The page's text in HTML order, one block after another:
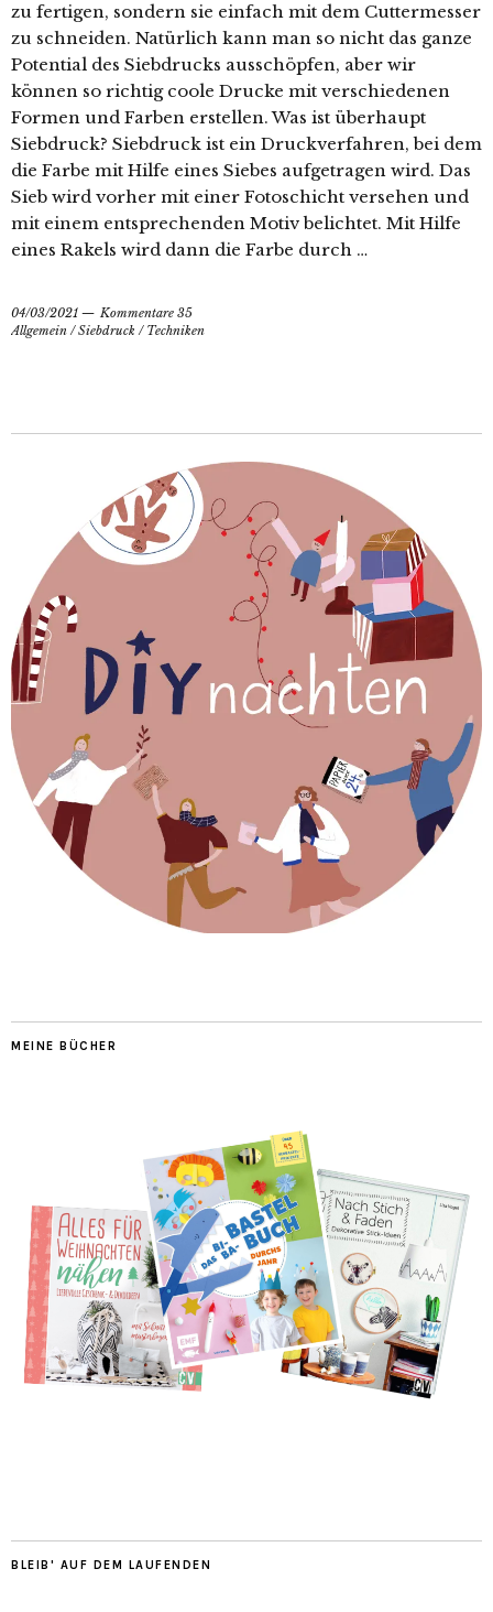
zu fertigen, sondern sie einfach mit dem Cuttermesser
zu schneiden. Natürlich kann man so nicht das ganze
Potential des Siebdrucks ausschöpfen, aber wir
können so richtig coole Drucke mit verschiedenen
Formen und Farben erstellen. Was ist überhaupt
Siebdruck? Siebdruck ist ein Druckverfahren, bei dem
die Farbe mit Hilfe eines Siebes aufgetragen wird. Das
Sieb wird vorher mit einer Fotoschicht versehen und
mit einem entsprechenden Motiv belichtet. Mit Hilfe
eines Rakels wird dann die Farbe durch …
04/03/2021
Kommentare 35
Allgemein /Siebdruck / Techniken
MEINE BÜCHER
BLEIB' AUF DEM LAUFENDEN